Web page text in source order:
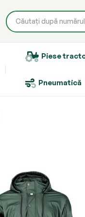
Piese
Pneumatică